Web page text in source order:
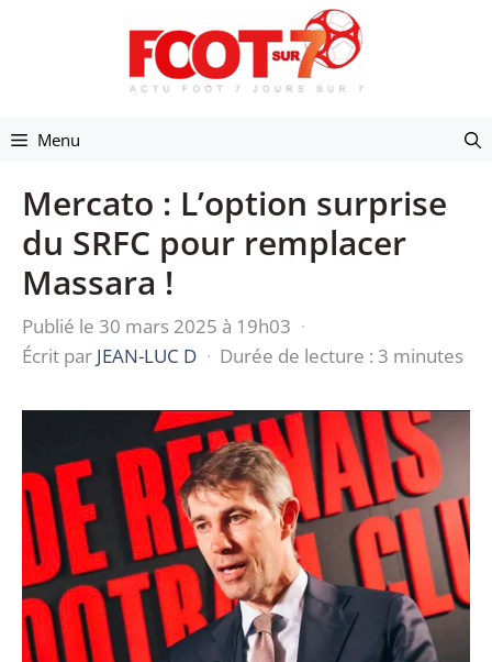
Menu
Mercato : L’option surprise
du SRFC pour remplacer
Massara !
Publié le 30 mars 2025 à 19h03 ·
Écrit par JEAN-LUC D · Durée de lecture : 3 minutes